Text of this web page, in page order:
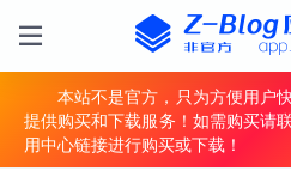
本站不是官方，只为方便用户
提供购买和下载服务！如需购买请
用中心链接进行购买或下载！